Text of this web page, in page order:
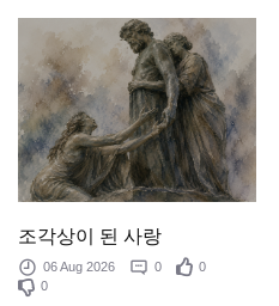
조각상이 된 사랑
06 Aug 2026 0
0
0